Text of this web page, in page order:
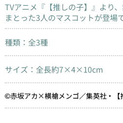
TVアニメ『 【推しの子】 』より
まとった3人のマスコットが登場
種類：全3種
サイズ：全長約7×4×10cm